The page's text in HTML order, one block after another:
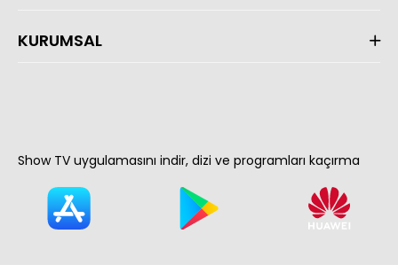
KURUMSAL
Show TV uygulamasını indir, dizi ve programları kaçırma